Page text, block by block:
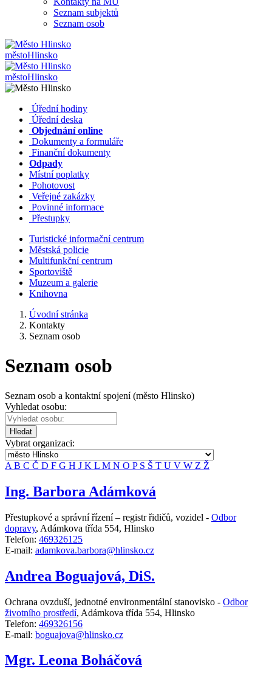
Seznam subjektů
Seznam osob
městoHlinsko
městoHlinsko
Úřední hodiny
Úřední deska
Objednání online
Dokumenty a formuláře
Finanční dokumenty
Odpady
Místní poplatky
Pohotovost
Veřejné zakázky
Povinné informace
Přestupky
Turistické informační centrum
Městská policie
Multifunkční centrum
Sportoviště
Muzeum a galerie
Knihovna
Úvodní stránka
Kontakty
Seznam osob
Seznam osob
Seznam osob a kontaktní spojení (město Hlinsko)
Vyhledat osobu:
Hledat
Vybrat organizaci:
A B C Č D F G H J K L M N O P S Š T U V W Z Ž
Ing. Barbora Adámková
Přestupkové a správní řízení – registr řidičů, vozidel - Odbor
dopravy, Adámkova třída 554, Hlinsko
Telefon: 469326125
E-mail: adamkova.barbora@hlinsko.cz
Andrea Boguajová, DiS.
Ochrana ovzduší, jednotné environmentální stanovisko - Odbor
životního prostředí, Adámkova třída 554, Hlinsko
Telefon: 469326156
E-mail: boguajova@hlinsko.cz
Mgr. Leona Boháčová